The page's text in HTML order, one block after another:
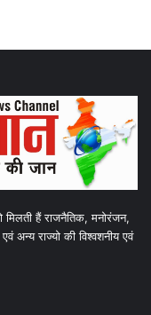
मिलती हैं राजनैतिक, मनोरंजन,
अन्य राज्यो की विश्वशनीय एवं